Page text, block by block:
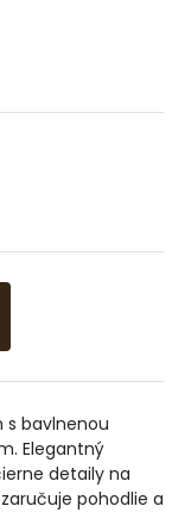
bavlnenou
Elegantný
detaily na
pohodlie a